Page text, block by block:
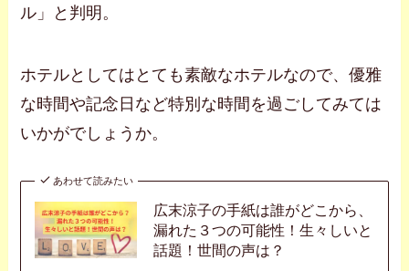
ル」と判明。
ホテルとしてはとても素敵なホテルなので、優雅
な時間や記念日など特別な時間を過ごしてみては
いかがでしょうか。
あわせて読みたい
広末涼子の手紙は誰がどこから、
漏れた３つの可能性！生々しいと
話題！世間の声は？